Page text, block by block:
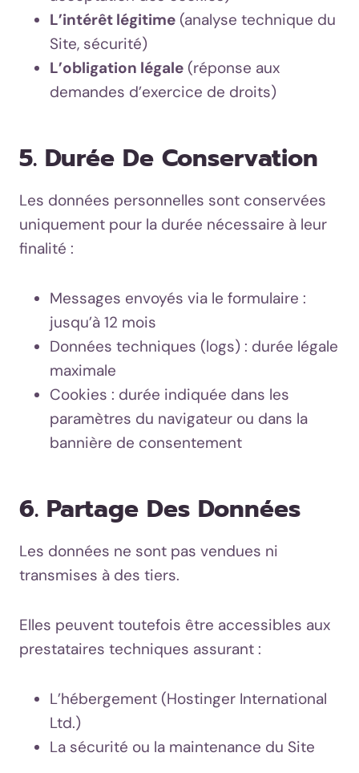
L’intérêt légitime (analyse technique du
Site, sécurité)
L’obligation légale (réponse aux
demandes d’exercice de droits)
5. Durée De Conservation
Les données personnelles sont conservées
uniquement pour la durée nécessaire à leur
finalité :
Messages envoyés via le formulaire :
jusqu’à 12 mois
Données techniques (logs) : durée légale
maximale
Cookies : durée indiquée dans les
paramètres du navigateur ou dans la
bannière de consentement
6. Partage Des Données
Les données ne sont pas vendues ni
transmises à des tiers.
Elles peuvent toutefois être accessibles aux
prestataires techniques assurant :
L’hébergement (Hostinger International
Ltd.)
La sécurité ou la maintenance du Site